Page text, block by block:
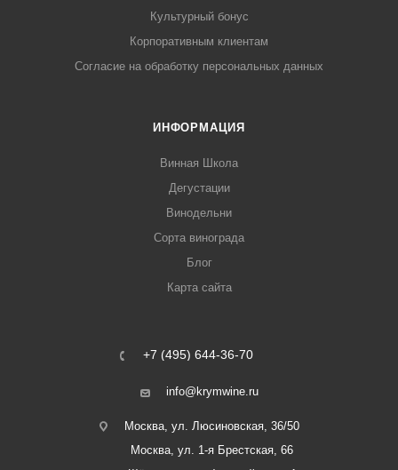
Культурный бонус
Корпоративным клиентам
Согласие на обработку персональных данных
ИНФОРМАЦИЯ
Винная Школа
Дегустации
Винодельни
Сорта винограда
Блог
Карта сайта
+7 (495) 644-36-70
info@krymwine.ru
Москва, ул. Люсиновская, 36/50
Москва, ул. 1-я Брестская, 66